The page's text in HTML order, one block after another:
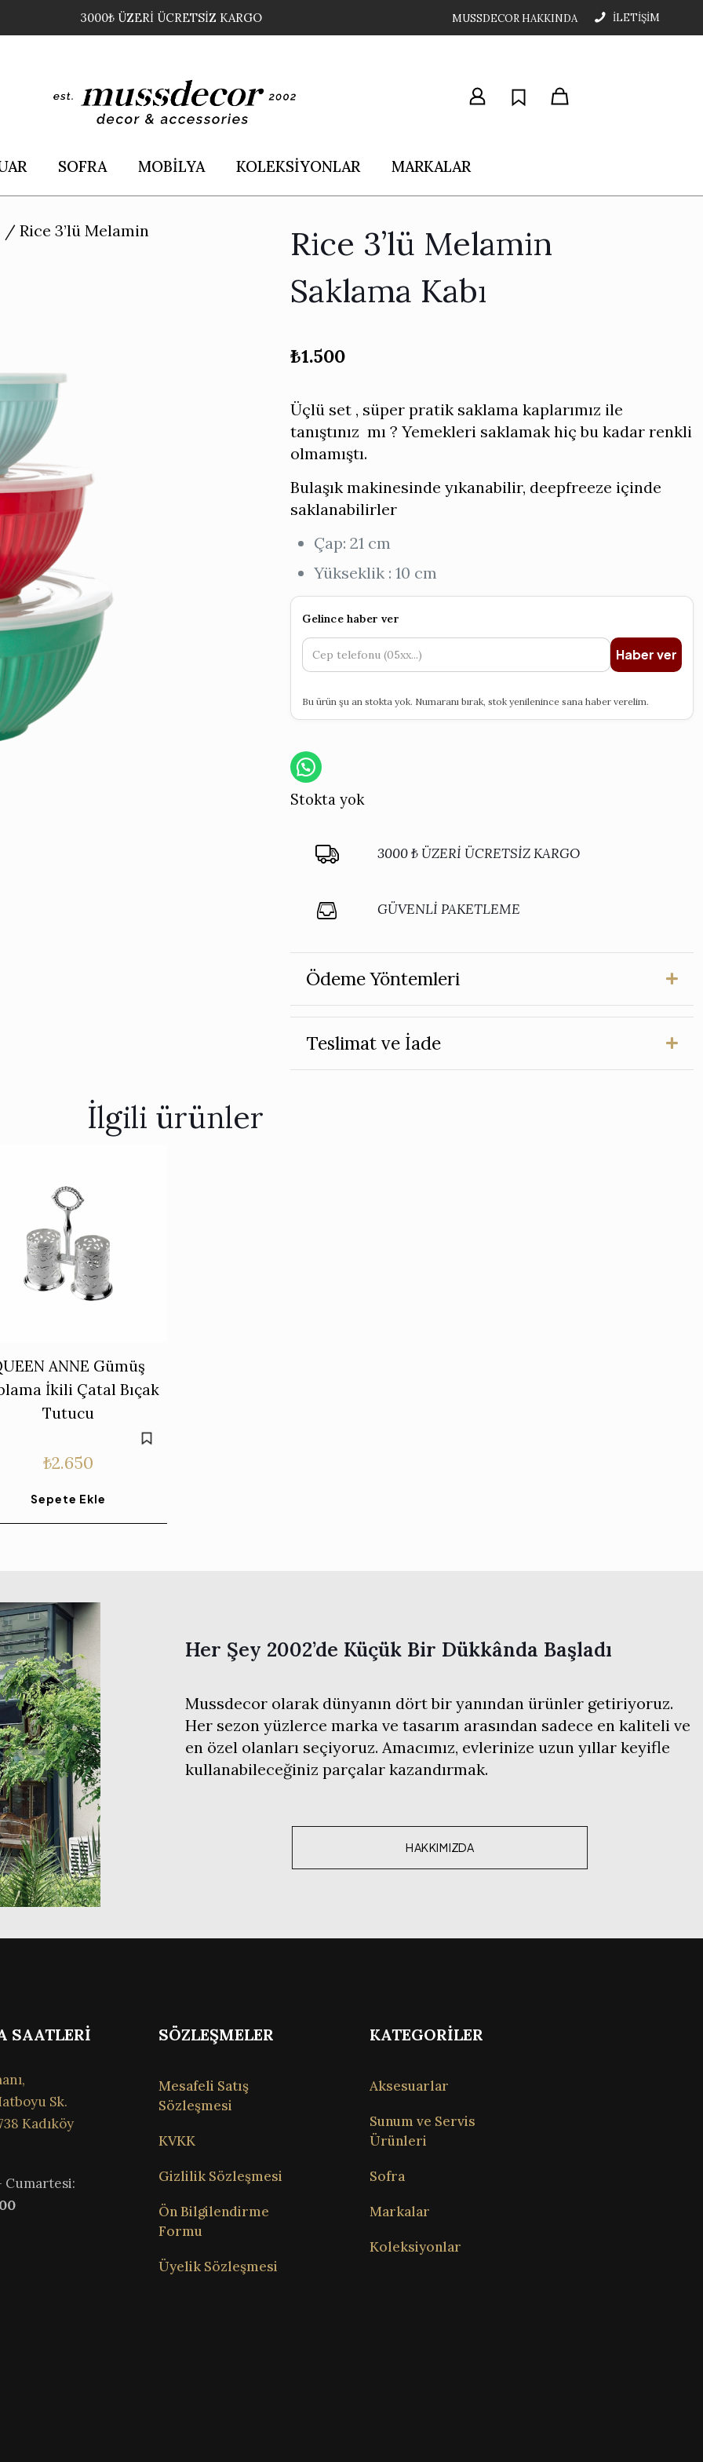
3000₺ ÜZERİ ÜCRETSİZ KARGO MUSSDECOR HAKKINDA İLETİŞİM
SOFRA MOBİLYA KOLEKSİYONLAR MARKALAR
/ Rice 3’lü Melamin
Rice 3’lü Melamin
Saklama Kabı
₺1.500
Üçlü set , süper pratik saklama kaplarımız ile
tanıştınız mı ? Yemekleri saklamak hiç bu kadar renkli
olmamıştı.
Bulaşık makinesinde yıkanabilir, deepfreeze içinde
saklanabilirler
Çap: 21 cm
Yükseklik : 10 cm
Gelince haber ver
Haber ver
Bu ürün şu an stokta yok. Numaranı bırak, stok yenilenince sana haber verelim.
Stokta yok
3000 ₺ ÜZERİ ÜCRETSİZ KARGO
GÜVENLİ PAKETLEME
Ödeme Yöntemleri
Teslimat ve İade
İlgili ürünler
ANNE Gümüş
İkili Çatal Bıçak
Tutucu
₺2.650
Sepete Ekle
Her Şey 2002’de Küçük Bir Dükkânda Başladı
Mussdecor olarak dünyanın dört bir yanından ürünler getiriyoruz.
Her sezon yüzlerce marka ve tasarım arasından sadece en kaliteli ve
en özel olanları seçiyoruz. Amacımız, evlerinize uzun yıllar keyifle
kullanabileceğiniz parçalar kazandırmak.
HAKKIMIZDA
SAATLERİ
Sk.
Kadıköy
Cumartesi:
SÖZLEŞMELER
Mesafeli Satış
Sözleşmesi
KVKK
Gizlilik Sözleşmesi
Ön Bilgilendirme
Formu
Üyelik Sözleşmesi
KATEGORİLER
Aksesuarlar
Sunum ve Servis
Ürünleri
Sofra
Markalar
Koleksiyonlar